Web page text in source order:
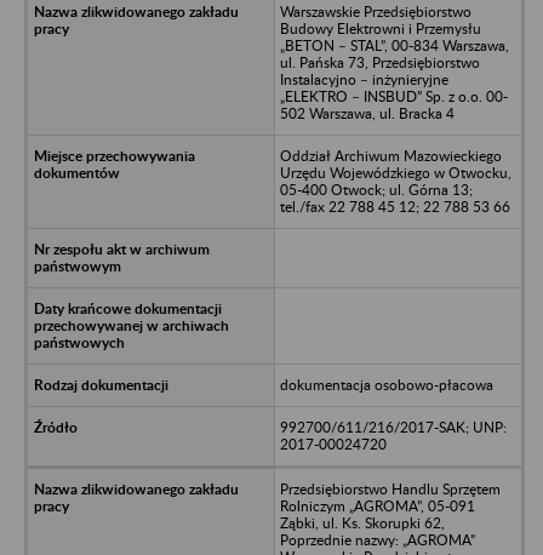
Warszawskie Przedsiębiorstwo
Budowy Elektrowni i Przemysłu
„BETON – STAL”, 00-834 Warszawa,
ul. Pańska 73, Przedsiębiorstwo
Instalacyjno – inżynieryjne
„ELEKTRO – INSBUD” Sp. z o.o. 00-
502 Warszawa, ul. Bracka 4
Oddział Archiwum Mazowieckiego
Urzędu Wojewódzkiego w Otwocku,
05-400 Otwock; ul. Górna 13;
tel./fax 22 788 45 12; 22 788 53 66
dokumentacja osobowo-płacowa
992700/611/216/2017-SAK; UNP:
2017-00024720
Przedsiębiorstwo Handlu Sprzętem
Rolniczym „AGROMA”, 05-091
Ząbki, ul. Ks. Skorupki 62,
Poprzednie nazwy: „AGROMA”